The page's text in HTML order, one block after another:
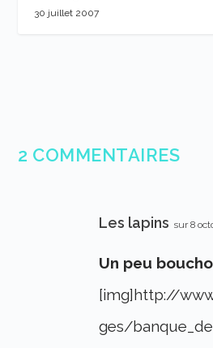
30 juillet 2007
2 COMMENTAIRES
Les lapins sur 8
Un peu
[img]http://
ges/